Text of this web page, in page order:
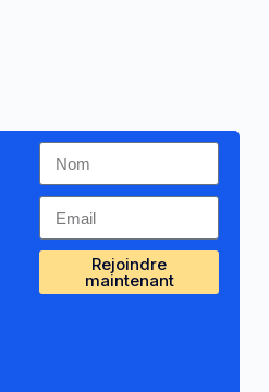
Rejoindre
maintenant